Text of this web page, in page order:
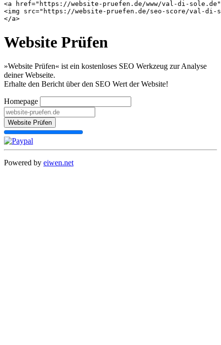
<a href="https://website-pruefen.de/www/val-di-
<img src="https://website-pruefen.de/seo-score/val-di-
Website Prüfen
»Website Prüfen« ist ein kostenloses SEO Werkzeug zur Analyse
deiner Webseite.
Erhalte den Bericht über den SEO Wert der Website!
Homepage
Website Prüfen
Powered by eiwen.net